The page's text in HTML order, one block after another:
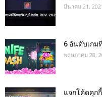
มีนาคม 21,
6 อันดับเกม
พฤษภาคม 28,
แจกโค้ดคุก